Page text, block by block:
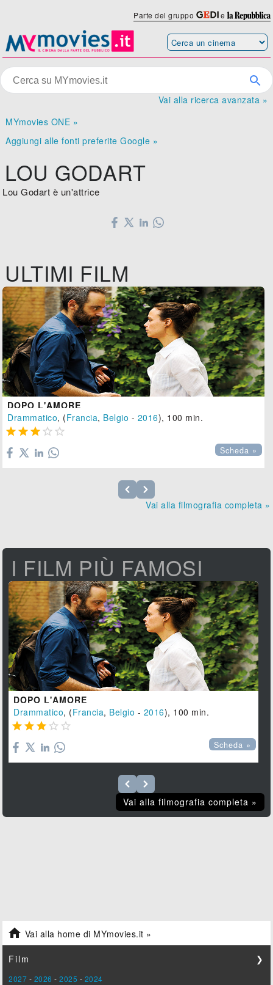
Parte del gruppo e
Vai alla ricerca avanzata »
MYmovies ONE »
Aggiungi alle fonti preferite Google »
LOU GODART
Lou Godart è un'attrice
ULTIMI FILM
DOPO L'AMORE
Drammatico, (Francia, Belgio - 2016), 100 min.
    
Scheda »
Vai alla filmografia completa »
I FILM PIÙ FAMOSI
DOPO L'AMORE
Drammatico, (Francia, Belgio - 2016), 100 min.
    
Scheda »
Vai alla filmografia completa »
 Vai alla home di MYmovies.it »
Film ❯
2027 - 2026 -2025 - 2024